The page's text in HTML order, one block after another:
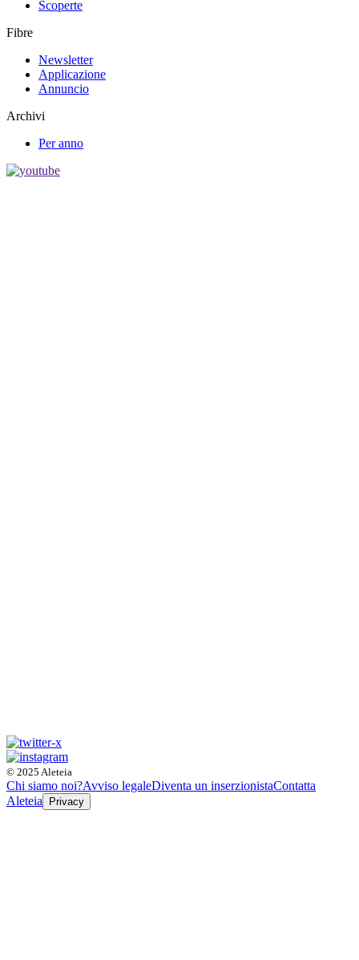
Scoperte
Fibre
Newsletter
Applicazione
Annuncio
Archivi
Per anno
© 2025 Aleteia
Chi siamo noi?Avviso legaleDiventa un inserzionistaContatta
Aleteia
Privacy